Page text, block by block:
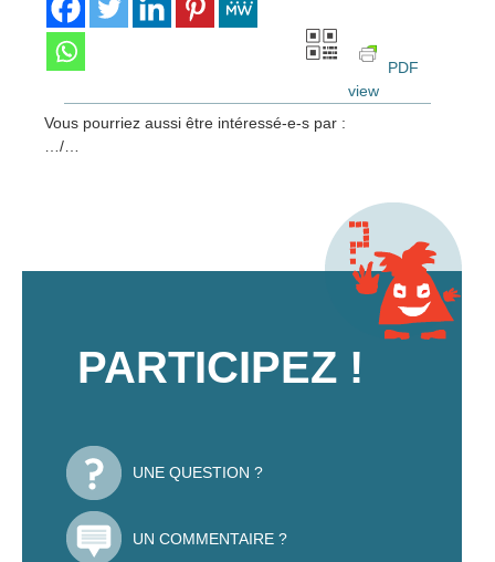
PDF
view
Vous pourriez aussi être intéressé-e-s par :
…/…
PARTICIPEZ !
UNE QUESTION ?
UN COMMENTAIRE ?